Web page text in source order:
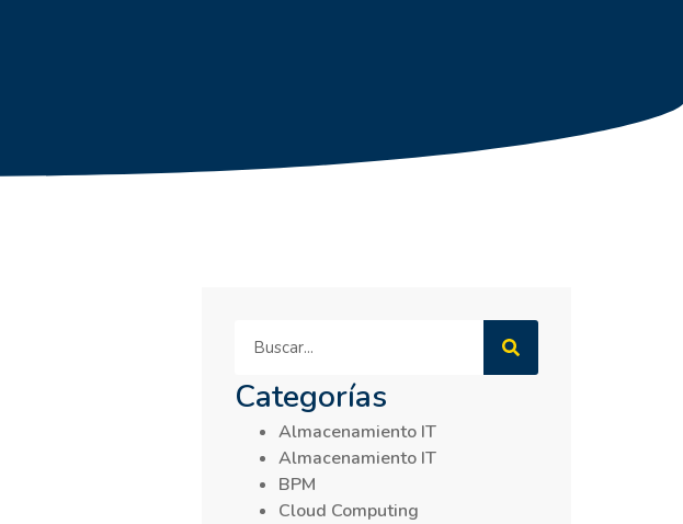
Categorías
Almacenamiento IT
Almacenamiento IT
BPM
Cloud Computing